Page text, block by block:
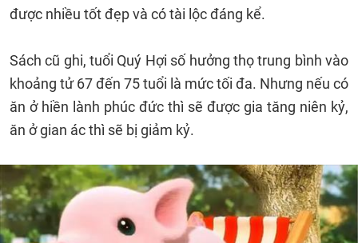
được nhiều tốt đẹp và có tài lộc đáng kể.
Sách cũ ghi, tuổi Quý Hợi số hưởng thọ trung bình vào
khoảng tử 67 đến 75 tuổi là mức tối đa. Nhưng nếu có
ăn ở hiền lành phúc đức thì sẽ được gia tăng niên kỷ,
ăn ở gian ác thì sẽ bị giảm kỷ.